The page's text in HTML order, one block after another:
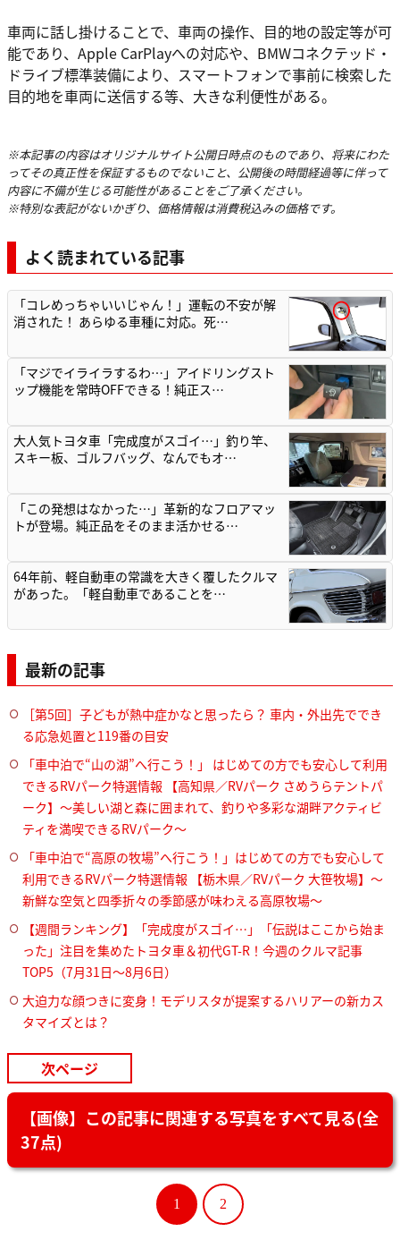
車両に話し掛けることで、車両の操作、目的地の設定等が可
能であり、Apple CarPlayへの対応や、BMWコネクテッド・
ドライブ標準装備により、スマートフォンで事前に検索した
目的地を車両に送信する等、大きな利便性がある。
※本記事の内容はオリジナルサイト公開日時点のものであり、将来にわた
ってその真正性を保証するものでないこと、公開後の時間経過等に伴って
内容に不備が生じる可能性があることをご了承ください。
※特別な表記がないかぎり、価格情報は消費税込みの価格です。
よく読まれている記事
「コレめっちゃいいじゃん！」運転の不安が解
消された！ あらゆる車種に対応。死…
「マジでイライラするわ…」アイドリングスト
ップ機能を常時OFFできる！純正ス…
大人気トヨタ車「完成度がスゴイ…」釣り竿、
スキー板、ゴルフバッグ、なんでもオ…
「この発想はなかった…」革新的なフロアマッ
トが登場。純正品をそのまま活かせる…
64年前、軽自動車の常識を大きく覆したクルマ
があった。「軽自動車であることを…
最新の記事
［第5回］子どもが熱中症かなと思ったら？ 車内・外出先ででき
る応急処置と119番の目安
「車中泊で“山の湖”へ行こう！」 はじめての方でも安心して利用
できるRVパーク特選情報 【高知県／RVパーク さめうらテントパ
ーク】～美しい湖と森に囲まれて、釣りや多彩な湖畔アクティビ
ティを満喫できるRVパーク～
「車中泊で“高原の牧場”へ行こう！」はじめての方でも安心して
利用できるRVパーク特選情報 【栃木県／RVパーク 大笹牧場】～
新鮮な空気と四季折々の季節感が味わえる高原牧場～
【週間ランキング】「完成度がスゴイ…」「伝説はここから始ま
った」注目を集めたトヨタ車＆初代GT-R！今週のクルマ記事
TOP5（7月31日〜8月6日）
大迫力な顔つきに変身！モデリスタが提案するハリアーの新カス
タマイズとは？
次ページ
【画像】この記事に関連する写真をすべて見る(全
37点)
1 2